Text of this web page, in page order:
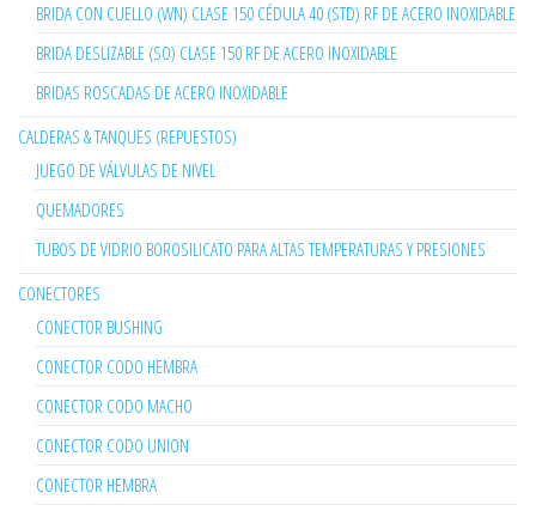
BRIDA CON CUELLO (WN) CLASE 150 CÉDULA 40 (STD) RF DE ACERO INOXIDABLE
BRIDA DESLIZABLE (SO) CLASE 150 RF DE ACERO INOXIDABLE
BRIDAS ROSCADAS DE ACERO INOXIDABLE
CALDERAS & TANQUES (REPUESTOS)
JUEGO DE VÁLVULAS DE NIVEL
QUEMADORES
TUBOS DE VIDRIO BOROSILICATO PARA ALTAS TEMPERATURAS Y PRESIONES
CONECTORES
CONECTOR BUSHING
CONECTOR CODO HEMBRA
CONECTOR CODO MACHO
CONECTOR CODO UNION
CONECTOR HEMBRA